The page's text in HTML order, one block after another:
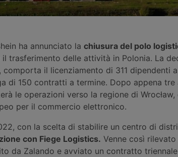
ha annunciato la chiusura del polo
il trasferimento delle attività in Polonia. La
il licenziamento di 311 dipendenti
di 150 contratti a termine. Dopo appena tre
le operazioni verso la regione di Wrocław,
per il commercio elettronico.
con la scelta di stabilire un centro di
con Fiege Logistics. Venne così rilevato
da Zalando e avviato un contratto